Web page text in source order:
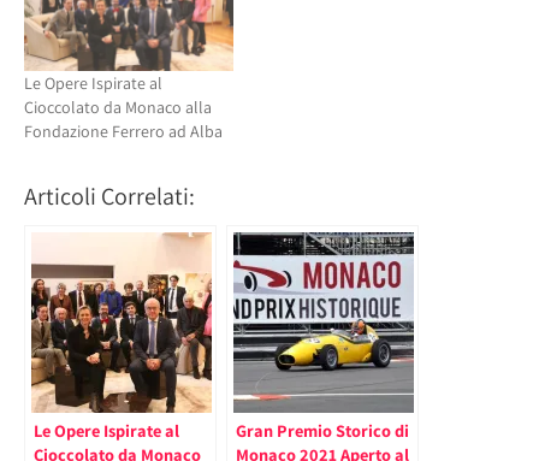
Le Opere Ispirate al
Cioccolato da Monaco alla
Fondazione Ferrero ad Alba
Articoli Correlati:
Le Opere Ispirate al
Cioccolato da Monaco
Gran Premio Storico di
Monaco 2021 Aperto al